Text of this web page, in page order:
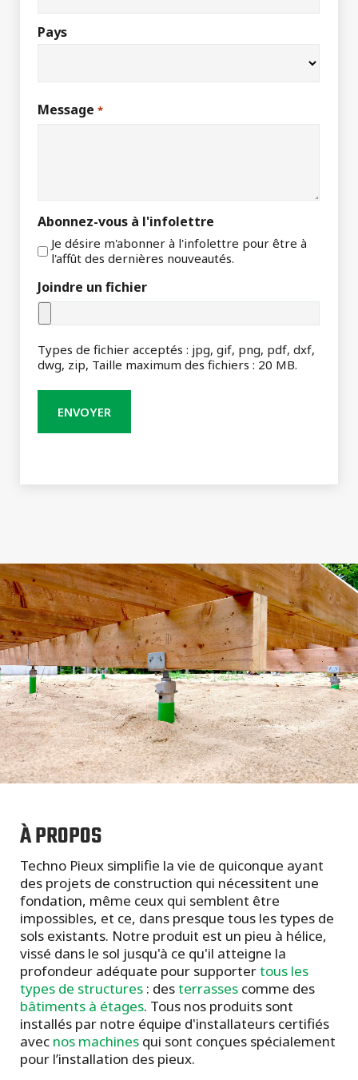
Pays
Message *
Abonnez-vous à l'infolettre
Je désire m'abonner à l'infolettre pour être à
l'affût des dernières nouveautés.
Joindre un fichier
Types de fichier acceptés : jpg, gif, png, pdf, dxf,
dwg, zip, Taille maximum des fichiers : 20 MB.
À PROPOS
Techno Pieux simplifie la vie de quiconque ayant
des projets de construction qui nécessitent une
fondation, même ceux qui semblent être
impossibles, et ce, dans presque tous les types de
sols existants. Notre produit est un pieu à hélice,
vissé dans le sol jusqu'à ce qu'il atteigne la
profondeur adéquate pour supportertous les
types de structures : desterrasses comme des
bâtiments à étages. Tous nos produits sont
installés par notre équipe d'installateurs certifiés
avec nos machines qui sont conçues spécialement
pour l’installation des pieux.